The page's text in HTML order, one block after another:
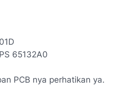
65132A0
PCB nya perhatikan ya.